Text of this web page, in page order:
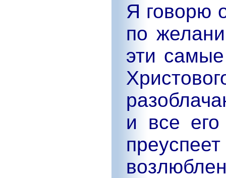
Я говорю
по
эти
и все